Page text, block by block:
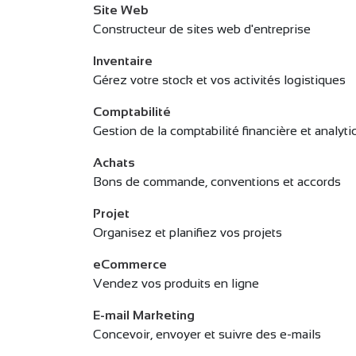
Site Web
Constructeur de sites web d'entreprise
Inventaire
Gérez votre stock et vos activités logistiques
Comptabilité
Gestion de la comptabilité financière et
Achats
Bons de commande, conventions et accords
Projet
Organisez et planifiez vos projets
eCommerce
Vendez vos produits en ligne
E-mail Marketing
Concevoir, envoyer et suivre des e-mails